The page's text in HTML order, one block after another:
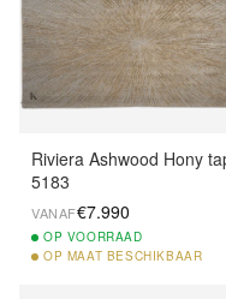
Riviera Ashwood Hony
5183
VANAF€7.990
OP VOORRAAD
OP MAAT BESCHIKBAAR